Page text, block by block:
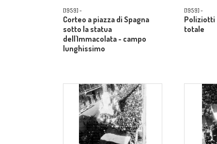
[1959] -
Corteo a piazza di Spagna
sotto la statua
dell'Immacolata - campo
lunghissimo
[1959] -
Poliziotti
totale